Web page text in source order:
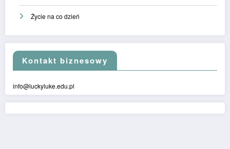
Życie na co dzień
Kontakt biznesowy
info@luckyluke.edu.pl